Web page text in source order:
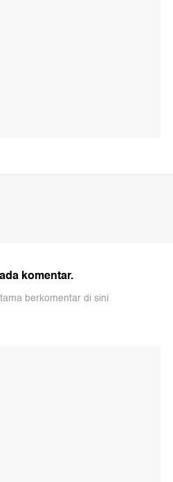
komentar.
berkomentar di sini